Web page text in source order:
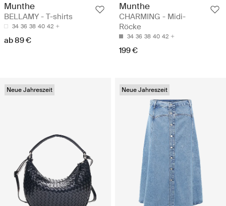
Munthe
BELLAMY - T-shirts
34 36 38 40 42
ab 89 €
Munthe
CHARMING - Midi-
Röcke
34 36 38 40 42
199 €
Neue Jahreszeit Neue Jahreszeit